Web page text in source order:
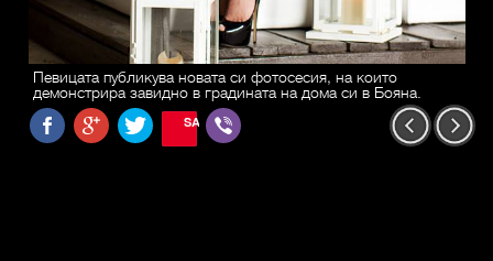
Певицата публикува новата си фотосесия, на които
демонстрира завидно в градината на дома си в Бояна.
SAVE